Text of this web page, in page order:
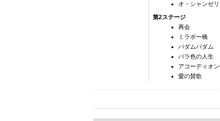
オ・シャンゼ
第2ステージ
再会
ミラボー橋
パダムパダム
バラ色の人生
アコーディオ
愛の賛歌